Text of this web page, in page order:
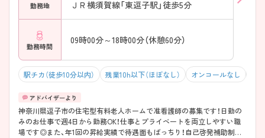
勤務地
ＪＲ横須賀線「東逗子駅」徒歩5分
勤務時間
09時00分～18時00分（休憩60分）
駅チカ（徒歩10分以内） 残業10h以下（ほぼなし） オンコールなし
神奈川県逗子市の住宅型有料老人ホームで准看護師の募集です！日勤の
みのお仕事で週4日から勤務OK！仕事とプライベートを両立しやすい職
場です◎また、年1回の昇給実績で待遇面もばっちり！自己啓発補助制度